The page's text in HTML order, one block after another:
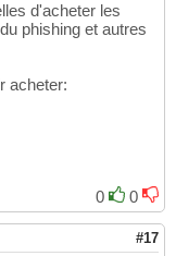
d'acheter les
phishing et autres
acheter:
0
0
#17